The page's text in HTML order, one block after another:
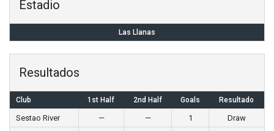
Estadio
Las Llanas
Resultados
Club 1st Half 2nd Half Goals Resultado
Sestao River — — 1
Draw